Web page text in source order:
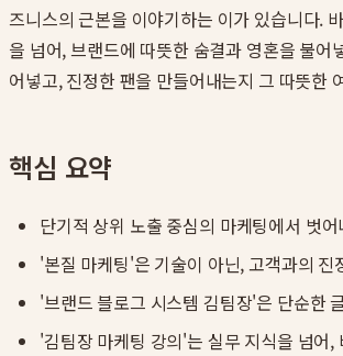
즈니스의 근본을 이야기하는 이가 있습니다.
을 넘어, 브랜드에 따뜻한 숨결과 영혼을 불어
어넣고, 진정한 팬을 만들어내는지 그 따뜻한
핵심 요약
단기적 상위 노출 중심의 마케팅에서 벗
'본질 마케팅'은 기술이 아닌, 고객과의
'브랜드 블로그 시스템 김팀장'은 단순한
'김팀장 마케팅 강의'는 실무 지식을 넘어